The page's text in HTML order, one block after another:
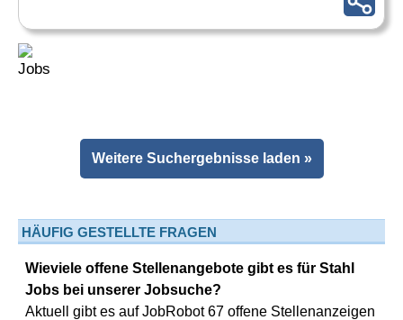
Weitere Suchergebnisse laden »
HÄUFIG GESTELLTE FRAGEN
Wieviele offene Stellenangebote gibt es für Stahl
Jobs bei unserer Jobsuche?
Aktuell gibt es auf JobRobot 67 offene Stellenanzeigen